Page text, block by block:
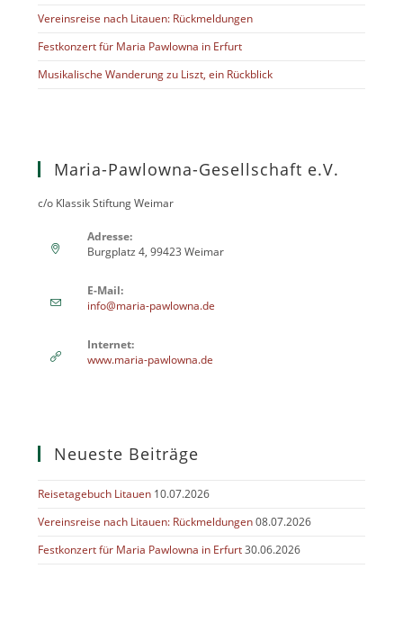
Vereinsreise nach Litauen: Rückmeldungen
Festkonzert für Maria Pawlowna in Erfurt
Musikalische Wanderung zu Liszt, ein Rückblick
Maria-Pawlowna-Gesellschaft e.V.
c/o Klassik Stiftung Weimar
Adresse:
Burgplatz 4, 99423 Weimar
E-Mail:
info@maria-pawlowna.de
Internet:
www.maria-pawlowna.de
Neueste Beiträge
Reisetagebuch Litauen 10.07.2026
Vereinsreise nach Litauen: Rückmeldungen 08.07.2026
Festkonzert für Maria Pawlowna in Erfurt 30.06.2026